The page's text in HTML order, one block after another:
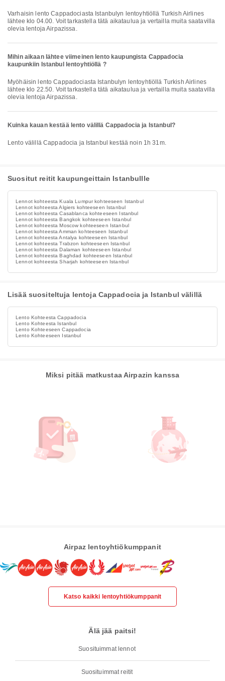
Varhaisin lento Cappadociasta Istanbulyn lentoyhtiöllä Turkish Airlines
lähtee klo 04.00. Voit tarkastella tätä aikataulua ja vertailla muita saatavilla
olevia lentoja Airpazissa.
Mihin aikaan lähtee viimeinen lento kaupungista Cappadocia
kaupunkiin Istanbul lentoyhtiöllä ?
Myöhäisin lento Cappadociasta Istanbulyn lentoyhtiöllä Turkish Airlines
lähtee klo 22.50. Voit tarkastella tätä aikataulua ja vertailla muita saatavilla
olevia lentoja Airpazissa.
Kuinka kauan kestää lento välillä Cappadocia ja Istanbul?
Lento välillä Cappadocia ja Istanbul kestää noin 1h 31m.
Suositut reitit kaupungeittain Istanbullle
Lennot kohteesta Kuala Lumpur kohteeseen Istanbul
Lennot kohteesta Algiers kohteeseen Istanbul
Lennot kohteesta Casablanca kohteeseen Istanbul
Lennot kohteesta Bangkok kohteeseen Istanbul
Lennot kohteesta Moscow kohteeseen Istanbul
Lennot kohteesta Amman kohteeseen Istanbul
Lennot kohteesta Antalya kohteeseen Istanbul
Lennot kohteesta Trabzon kohteeseen Istanbul
Lennot kohteesta Dalaman kohteeseen Istanbul
Lennot kohteesta Baghdad kohteeseen Istanbul
Lennot kohteesta Sharjah kohteeseen Istanbul
Lisää suositeltuja lentoja Cappadocia ja Istanbul välillä
Lento Kohteesta Cappadocia
Lento Kohteesta Istanbul
Lento Kohteeseen Cappadocia
Lento Kohteeseen Istanbul
Miksi pitää matkustaa Airpazin kanssa
Airpaz lentoyhtiökumppanit
Katso kaikki lentoyhtiökumppanit
Älä jää paitsi!
Suosituimmat lennot
Suosituimmat reitit